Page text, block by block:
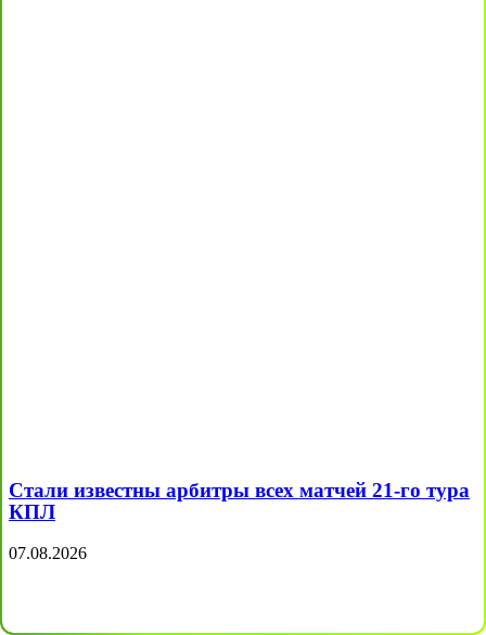
Стали известны арбитры всех матчей 21-го тура
КПЛ
07.08.2026